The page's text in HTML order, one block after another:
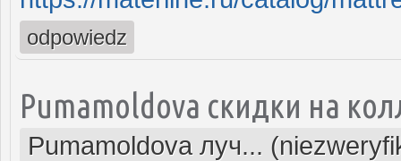
odpowiedz
Pumamoldova скидки на
Pumamoldova луч...